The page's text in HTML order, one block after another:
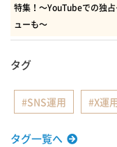
特集！～YouTubeでの独
ューも～
タグ
SNS運用 X運
タグ一覧へ